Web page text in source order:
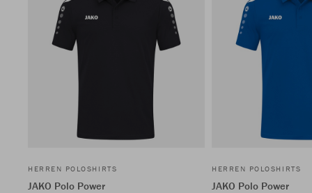
HERREN POLOSHIRTS
JAKO Polo Power
HERREN POLOSHIRTS
JAKO Polo Power